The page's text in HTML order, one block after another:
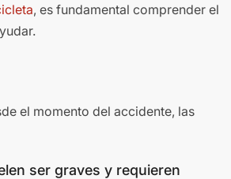
, es fundamental comprender el
el momento del accidente, las
ser graves y requieren